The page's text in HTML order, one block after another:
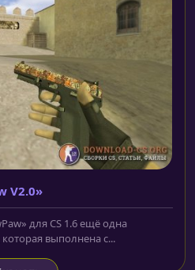
V2.0»
для CS 1.6 ещё одна
выполнена с...